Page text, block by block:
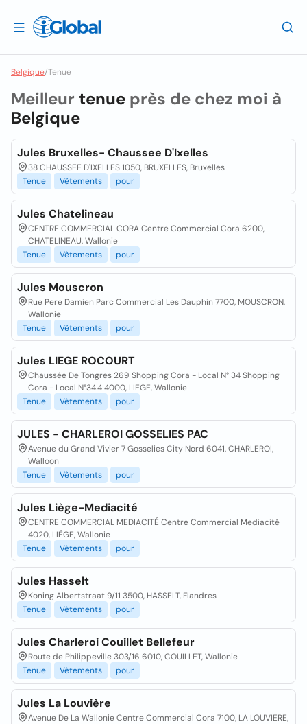
Belgique/Tenue
Meilleur tenue près de chez moi à
Belgique
Jules Bruxelles- Chaussee D'Ixelles
38 CHAUSSEE D'IXELLES 1050, BRUXELLES, Bruxelles
Tenue
Vêtements pour
Jules Chatelineau
CENTRE COMMERCIAL CORA Centre Commercial Cora 6200,
CHATELINEAU, Wallonie
Tenue
Vêtements pour
Jules Mouscron
Rue Pere Damien Parc Commercial Les Dauphin 7700, MOUSCRON,
Wallonie
Tenue
Vêtements pour
Jules LIEGE ROCOURT
Chaussée De Tongres 269 Shopping Cora - Local N° 34 Shopping
Cora - Local N°34.4 4000, LIEGE, Wallonie
Tenue
Vêtements pour
JULES - CHARLEROI GOSSELIES PAC
Avenue du Grand Vivier 7 Gosselies City Nord 6041, CHARLEROI,
Walloon
Tenue
Vêtements pour
Jules Liège-Mediacité
CENTRE COMMERCIAL MEDIACITÉ Centre Commercial Mediacité
4020, LIÈGE, Wallonie
Tenue
Vêtements pour
Jules Hasselt
Koning Albertstraat 9/11 3500, HASSELT, Flandres
Tenue
Vêtements pour
Jules Charleroi Couillet Bellefeur
Route de Philippeville 303/16 6010, COUILLET, Wallonie
Tenue
Vêtements pour
Jules La Louvière
Avenue De La Wallonie Centre Commercial Cora 7100, LA LOUVIERE,